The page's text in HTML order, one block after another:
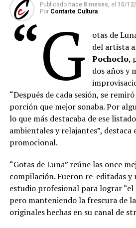
Publicado hace 8 meses, el 10/
Por Contarte Cultura
“G
otas de
del artista
Pochoclo,
dos años y
“Después de cada sesión, se
porción que mejor sonaba. Por
lo que más destacaba de ese
ambientales y relajantes”, destaca
promocional.
“Gotas de Luna” reúne las once
compilación. Fueron re-editadas y
estudio profesional para lograr “el
pero manteniendo la frescura de
originales hechas en su canal de